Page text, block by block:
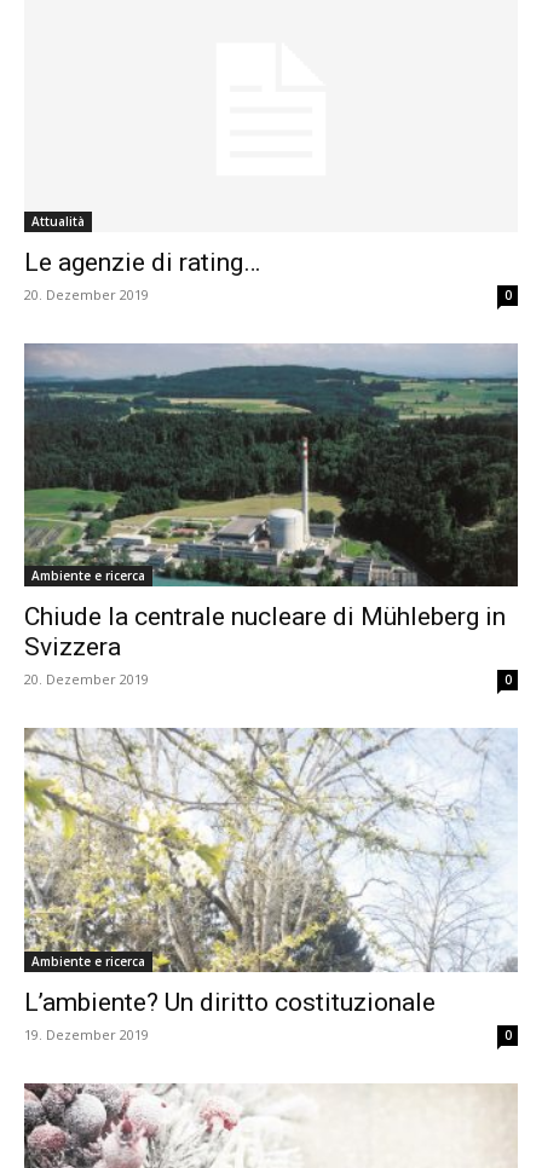
Attualità
Le agenzie di rating…
20. Dezember 2019 0
Ambiente e ricerca
Chiude la centrale nucleare di Mühleberg in
Svizzera
20. Dezember 2019 0
Ambiente e ricerca
L’ambiente? Un diritto costituzionale
19. Dezember 2019 0